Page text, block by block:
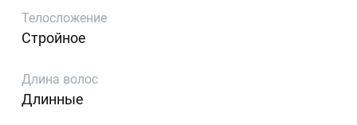
Телосложение
Стройное
Длина волос
Длинные